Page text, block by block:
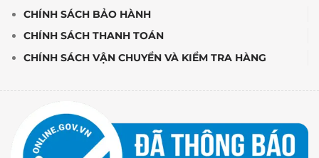
CHÍNH SÁCH BẢO HÀNH
CHÍNH SÁCH THANH TOÁN
CHÍNH SÁCH VẬN CHUYỂN VÀ KIỂM TRA HÀNG